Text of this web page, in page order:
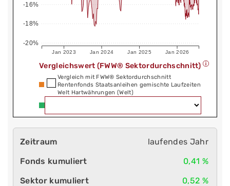
Jan 2023 Jan 2024 Jan 2025 Jan 2026
-20%
-18%
-16%
Vergleichswert (FWW® Sektordurchschnitt)
Vergleich mit FWW® Sektordurchschnitt
Rentenfonds Staatsanleihen gemischte Laufzeiten
Welt Hartwährungen (Welt)
laufendes Jahr
0,41 %
0,52 %